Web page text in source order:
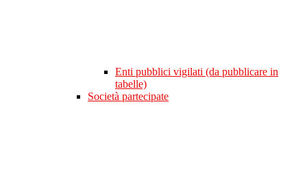
Enti pubblici vigilati (da pubblicare in
tabelle)
Società partecipate